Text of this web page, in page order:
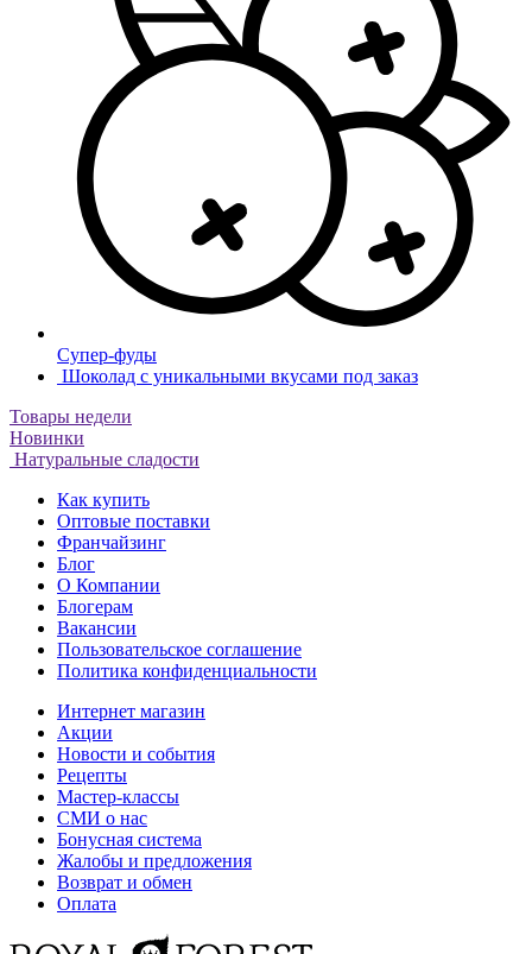
Супер-фуды
Шоколад с уникальными вкусами под заказ
Товары недели
Новинки
Натуральные сладости
Как купить
Оптовые поставки
Франчайзинг
Блог
О Компании
Блогерам
Вакансии
Пользовательское соглашение
Политика конфиденциальности
Интернет магазин
Акции
Новости и события
Рецепты
Мастер-классы
СМИ о нас
Бонусная система
Жалобы и предложения
Возврат и обмен
Оплата